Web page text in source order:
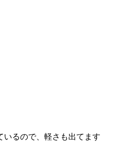
いるので、軽さも出てます